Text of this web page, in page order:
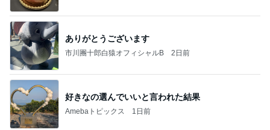
ありがとうございます
市川團十郎白猿オフィシャルB 2日前
好きなの選んでいいと言われた結果
Amebaトピックス 1日前